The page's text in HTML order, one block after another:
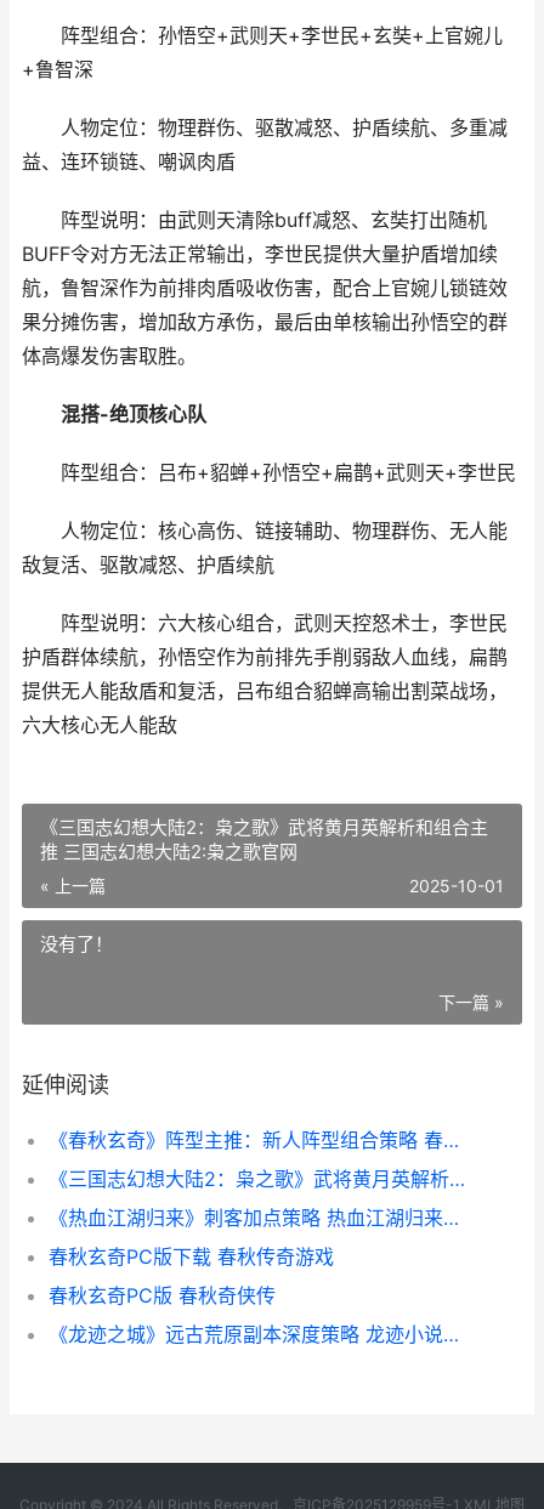
阵型组合：孙悟空+武则天+李世民+玄奘+上官婉儿
+鲁智深
人物定位：物理群伤、驱散减怒、护盾续航、多重减
益、连环锁链、嘲讽肉盾
阵型说明：由武则天清除buff减怒、玄奘打出随机
BUFF令对方无法正常输出，李世民提供大量护盾增加续
航，鲁智深作为前排肉盾吸收伤害，配合上官婉儿锁链效
果分摊伤害，增加敌方承伤，最后由单核输出孙悟空的群
体高爆发伤害取胜。
混搭-绝顶核心队
阵型组合：吕布+貂蝉+孙悟空+扁鹊+武则天+李世民
人物定位：核心高伤、链接辅助、物理群伤、无人能
敌复活、驱散减怒、护盾续航
阵型说明：六大核心组合，武则天控怒术士，李世民
护盾群体续航，孙悟空作为前排先手削弱敌人血线，扁鹊
提供无人能敌盾和复活，吕布组合貂蝉高输出割菜战场，
六大核心无人能敌
《三国志幻想大陆2：枭之歌》武将黄月英解析和组合主
推 三国志幻想大陆2:枭之歌官网
« 上一篇 2025-10-01
没有了！
下一篇 »
延伸阅读
《春秋玄奇》阵型主推：新人阵型组合策略 春秋奇人
《三国志幻想大陆2：枭之歌》武将黄月英解析和组合主推 三国志幻想大陆2:枭之歌官网
《热血江湖归来》刺客加点策略 热血江湖归来职业推荐
春秋玄奇PC版下载 春秋传奇游戏
春秋玄奇PC版 春秋奇侠传
《龙迹之城》远古荒原副本深度策略 龙迹小说岩铁
Copyright © 2024 All Rights Reserved. 京ICP备2025129959号-1 XML地图